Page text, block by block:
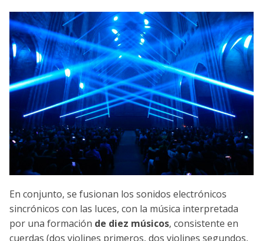
En conjunto, se fusionan los sonidos electrónicos
sincrónicos con las luces, con la música interpretada
por una formación de diez músicos, consistente en
cuerdas (dos violines primeros, dos violines segundos,